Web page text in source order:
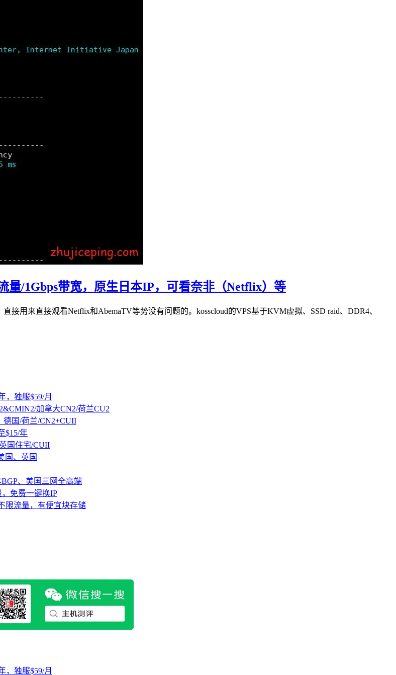
量/1Gbps带宽，原生日本IP，可看奈非（Netflix）等
接用来直接观看Netflix和AbemaTV等势没有问题的。kosscloud的VPS基于KVM虚拟、SSD raid、DDR4、
，独服$59/月
加拿大CN2/荷兰CU2
德国/荷兰/CN2+CUII
$15/年
国住宅/CUII
国、英国
、美国三网全高端
，免费一键换IP
限流量，有便宜块存储
，独服$59/月